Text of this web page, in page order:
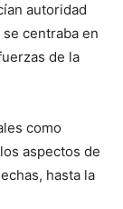
autoridad
centraba en
de la
como
aspectos de
hasta la